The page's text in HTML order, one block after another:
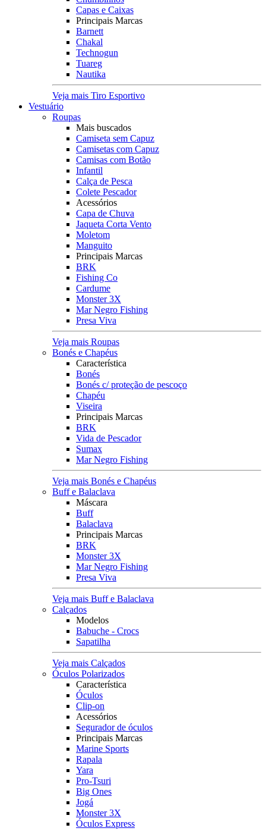
Capas e Caixas
Principais Marcas
Barnett
Chakal
Technogun
Tuareg
Nautika
Veja mais Tiro Esportivo
Vestuário
Roupas
Mais buscados
Camiseta sem Capuz
Camisetas com Capuz
Camisas com Botão
Infantil
Calça de Pesca
Colete Pescador
Acessórios
Capa de Chuva
Jaqueta Corta Vento
Moletom
Manguito
Principais Marcas
BRK
Fishing Co
Cardume
Monster 3X
Mar Negro Fishing
Presa Viva
Veja mais Roupas
Bonés e Chapéus
Característica
Bonés
Bonés c/ proteção de pescoço
Chapéu
Viseira
Principais Marcas
BRK
Vida de Pescador
Sumax
Mar Negro Fishing
Veja mais Bonés e Chapéus
Buff e Balaclava
Máscara
Buff
Balaclava
Principais Marcas
BRK
Monster 3X
Mar Negro Fishing
Presa Viva
Veja mais Buff e Balaclava
Calçados
Modelos
Babuche - Crocs
Sapatilha
Veja mais Calçados
Óculos Polarizados
Característica
Óculos
Clip-on
Acessórios
Segurador de óculos
Principais Marcas
Marine Sports
Rapala
Yara
Pro-Tsuri
Big Ones
Jogá
Monster 3X
Óculos Express